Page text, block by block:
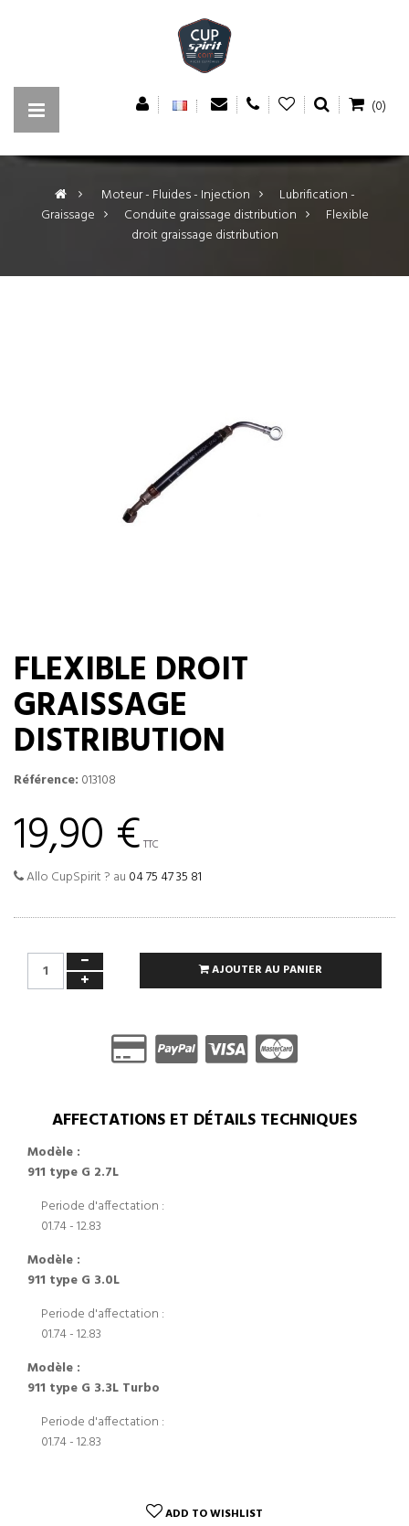
(0)
> Moteur - Fluides - Injection >
Lubrification -
Graissage > Conduite graissage distribution >
Flexible
droit graissage distribution
FLEXIBLE DROIT
GRAISSAGE
DISTRIBUTION
Référence: 013108
19,90 € TTC
Allo CupSpirit ? au 04 75 47 35 81
AJOUTER AU PANIER
AFFECTATIONS ET DÉTAILS TECHNIQUES
Modèle :
911 type G 2.7L
Periode d'affectation :
01.74 - 12.83
Modèle :
911 type G 3.0L
Periode d'affectation :
01.74 - 12.83
Modèle :
911 type G 3.3L Turbo
Periode d'affectation :
01.74 - 12.83
ADD TO WISHLIST